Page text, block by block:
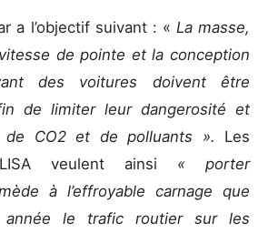
a l’objectif suivant : « La masse,
de pointe et la conception
des voitures doivent être
de limiter leur dangerosité et
de CO2 et de polluants ». Les
veulent ainsi « porter
à l’effroyable carnage que
année le trafic routier sur les